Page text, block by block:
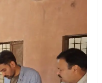
के सब-कॉन्टेस्ट ‘मिस
‘मिस ब्यूटीफुल हेयर’ का